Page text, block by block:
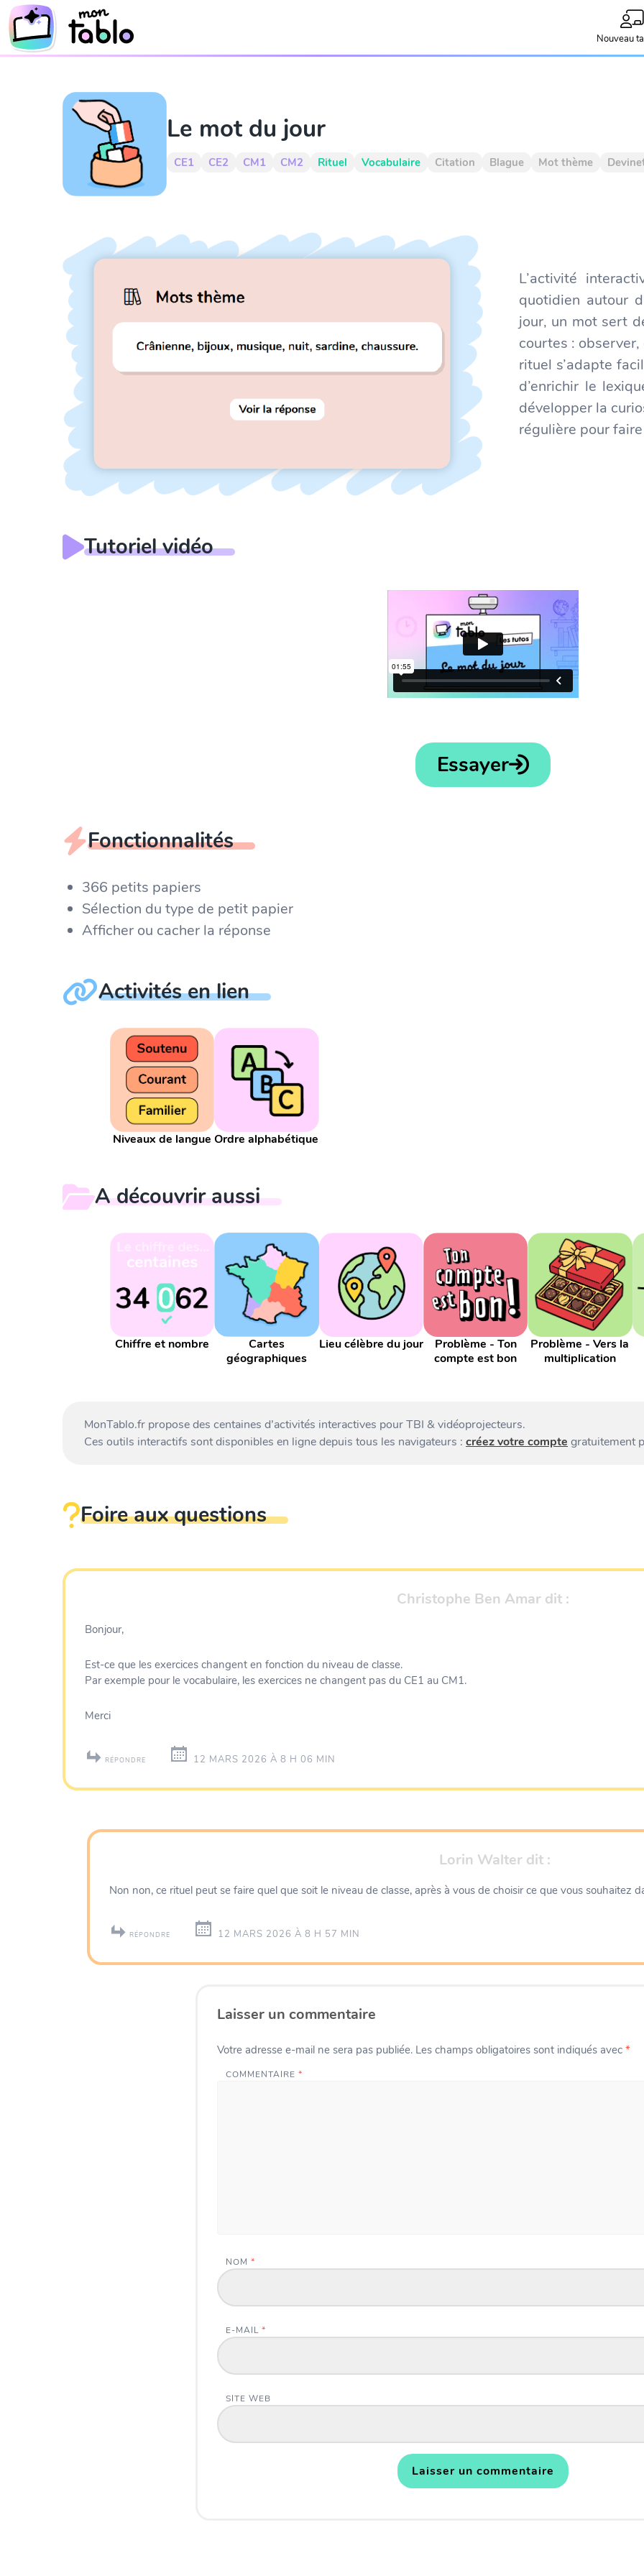
Nouveau
Le mot du jour
CE1 CE2 CM1 CM2 Rituel Vocabulaire Citation Blague Mot thème
L’activité
quotidien autour
jour, un mot sert
courtes :
rituel s’adapte
d’enrichir le
développer la
régulière pour
Tutoriel vidéo
Essayer
Fonctionnalités
366 petits papiers
Sélection du type de petit papier
Afficher ou cacher la réponse
Activités en lien
Niveaux de langue Ordre alphabétique
A découvrir aussi
Chiffre et nombre
Cartes
géographiques
Lieu célèbre du jour
Problème - Ton
compte est bon
Problème - Vers la
multiplication
MonTablo.fr propose des centaines d’activités interactives pour TBI & vidéoprojecteurs.
Ces outils interactifs sont disponibles en ligne depuis tous les navigateurs : créez votre compte gratuitement
Foire aux questions
Christophe Ben Amar dit :
Bonjour,
Est-ce que les exercices changent en fonction du niveau de classe.
Par exemple pour le vocabulaire, les exercices ne changent pas du CE1 au CM1.
Merci
RÉPONDRE 12 MARS 2026 À 8 H 06 MIN
Lorin Walter dit :
Non non, ce rituel peut se faire quel que soit le niveau de classe, après à vous de choisir ce que vous souhaitez
RÉPONDRE 12 MARS 2026 À 8 H 57 MIN
Laisser un commentaire
Votre adresse e-mail ne sera pas publiée. Les champs obligatoires sont indiqués avec *
COMMENTAIRE *
NOM *
E-MAIL *
SITE WEB